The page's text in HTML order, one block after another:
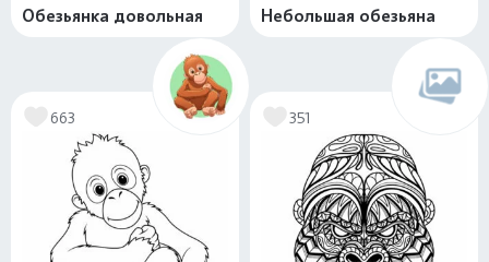
Обезьянка довольная Небольшая обезьяна
663 351